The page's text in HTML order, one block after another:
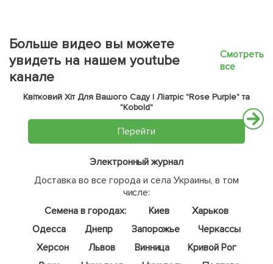
Больше видео вы можете
увидеть на нашем youtube
канале
Смотреть
все
Квітковий Хіт Для Вашого Саду | Ліатріс "Rose Purple" та
"Kobold"
Перейти
Электронный журнал
Доставка во все города и села Украины, в том
числе:
Семена в городах:
Киев
Харьков
Одесса
Днепр Запорожье
Черкассы
Херсон
Львов Винница
Кривой Рог